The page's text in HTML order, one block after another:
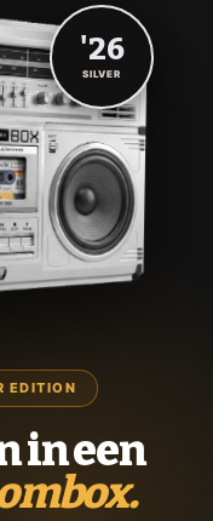
EDITION
in een
'26
SILVER